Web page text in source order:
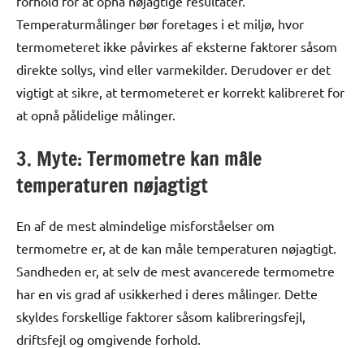
Temperaturmålinger bør foretages i et miljø, hvor
termometeret ikke påvirkes af eksterne faktorer såsom
direkte sollys, vind eller varmekilder. Derudover er det
vigtigt at sikre, at termometeret er korrekt kalibreret for
at opnå pålidelige målinger.
3. Myte: Termometre kan måle
temperaturen nøjagtigt
En af de mest almindelige misforståelser om
termometre er, at de kan måle temperaturen nøjagtigt.
Sandheden er, at selv de mest avancerede termometre
har en vis grad af usikkerhed i deres målinger. Dette
skyldes forskellige faktorer såsom kalibreringsfejl,
driftsfejl og omgivende forhold.